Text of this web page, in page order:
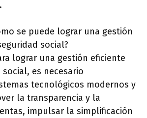
se puede lograr una gestión
social?
lograr una gestión eficiente
es necesario
tecnológicos modernos y
la transparencia y la
impulsar la simplificación